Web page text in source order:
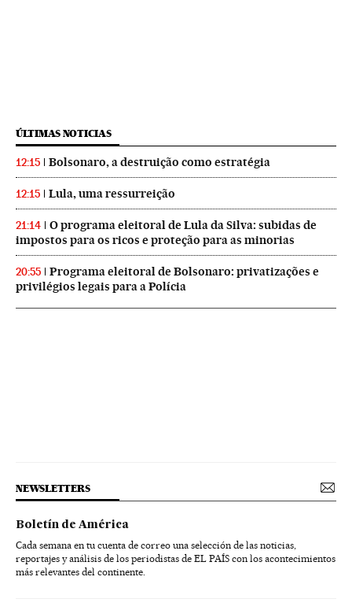
ÚLTIMAS NOTICIAS
12:15 Bolsonaro, a destruição como estratégia
12:15 Lula, uma ressurreição
21:14
O programa eleitoral de Lula da Silva: subidas de
impostos para os ricos e proteção para as minorias
20:55
Programa eleitoral de Bolsonaro: privatizações e
privilégios legais para a Polícia
NEWSLETTERS
Boletín de América
Cada semana en tu cuenta de correo una selección de las noticias,
reportajes y análisis de los periodistas de EL PAÍS con los acontecimientos
más relevantes del continente.